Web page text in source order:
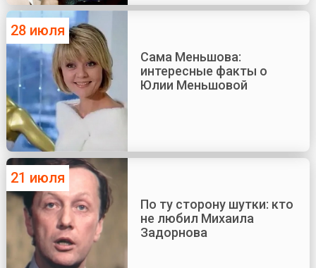
28 июля
Сама Меньшова:
интересные факты о
Юлии Меньшовой
21 июля
По ту сторону шутки: кто
не любил Михаила
Задорнова